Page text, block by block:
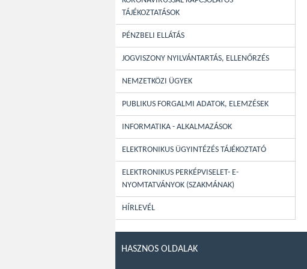
TÁJÉKOZTATÁSOK
PÉNZBELI ELLÁTÁS
JOGVISZONY NYILVÁNTARTÁS, ELLENŐRZÉS
NEMZETKÖZI ÜGYEK
PUBLIKUS FORGALMI ADATOK, ELEMZÉSEK
INFORMATIKA - ALKALMAZÁSOK
ELEKTRONIKUS ÜGYINTÉZÉS TÁJÉKOZTATÓ
ELEKTRONIKUS PERKÉPVISELET- E-
NYOMTATVÁNYOK (SZAKMÁNAK)
HÍRLEVÉL
HASZNOS OLDALAK